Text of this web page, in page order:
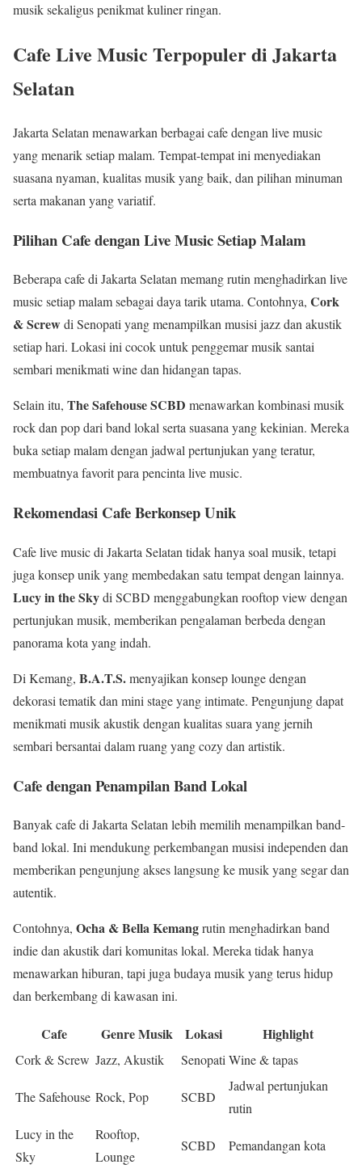
musik sekaligus penikmat kuliner ringan.
Cafe Live Music Terpopuler di Jakarta
Selatan
Jakarta Selatan menawarkan berbagai cafe dengan live music
yang menarik setiap malam. Tempat-tempat ini menyediakan
suasana nyaman, kualitas musik yang baik, dan pilihan minuman
serta makanan yang variatif.
Pilihan Cafe dengan Live Music Setiap Malam
Beberapa cafe di Jakarta Selatan memang rutin menghadirkan live
music setiap malam sebagai daya tarik utama. Contohnya, Cork
& Screwdi Senopati yang menampilkan musisi jazz dan akustik
setiap hari. Lokasi ini cocok untuk penggemar musik santai
sembari menikmati wine dan hidangan tapas.
Selain itu, The Safehouse SCBD menawarkan kombinasi musik
rock dan pop dari band lokal serta suasana yang kekinian. Mereka
buka setiap malam dengan jadwal pertunjukan yang teratur,
membuatnya favorit para pencinta live music.
Rekomendasi Cafe Berkonsep Unik
Cafe live music di Jakarta Selatan tidak hanya soal musik, tetapi
juga konsep unik yang membedakan satu tempat dengan lainnya.
Lucy in the Skydi SCBD menggabungkan rooftop view dengan
pertunjukan musik, memberikan pengalaman berbeda dengan
panorama kota yang indah.
Di Kemang, B.A.T.S.menyajikan konsep lounge dengan
dekorasi tematik dan mini stage yang intimate. Pengunjung dapat
menikmati musik akustik dengan kualitas suara yang jernih
sembari bersantai dalam ruang yang cozy dan artistik.
Cafe dengan Penampilan Band Lokal
Banyak cafe di Jakarta Selatan lebih memilih menampilkan band-
band lokal. Ini mendukung perkembangan musisi independen dan
memberikan pengunjung akses langsung ke musik yang segar dan
autentik.
Contohnya, Ocha & Bella Kemangrutin menghadirkan band
indie dan akustik dari komunitas lokal. Mereka tidak hanya
menawarkan hiburan, tapi juga budaya musik yang terus hidup
dan berkembang di kawasan ini.
Cafe Genre Musik Lokasi Highlight
Cork & Screw Jazz, Akustik SenopatiWine & tapas
The Safehouse Rock, Pop SCBD
Jadwal pertunjukan
rutin
Lucy in the
Sky
Rooftop,
Lounge
SCBD Pemandangan kota